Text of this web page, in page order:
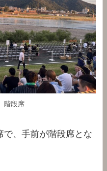
階段席
で、手前が階段席とな